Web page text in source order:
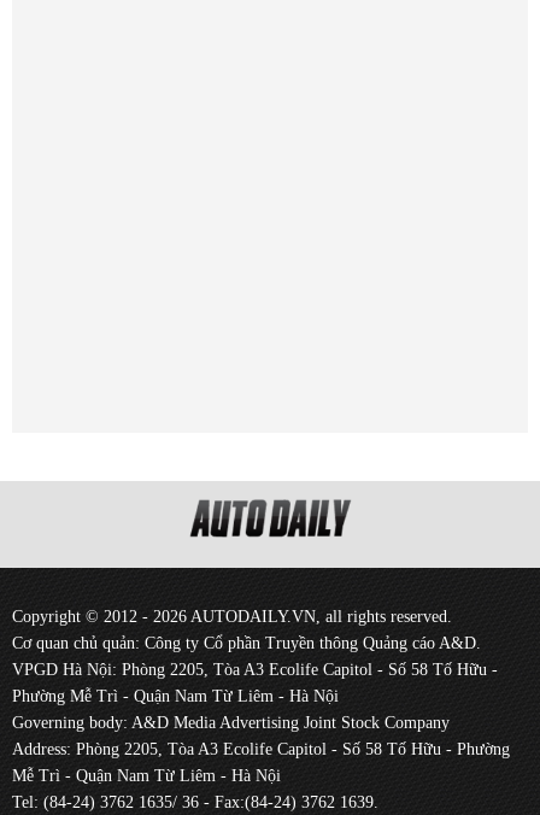
Copyright © 2012 - 2026 AUTODAILY.VN, all rights reserved.
Cơ quan chủ quản: Công ty Cổ phần Truyền thông Quảng cáo A&D.
VPGD Hà Nội: Phòng 2205, Tòa A3 Ecolife Capitol - Số 58 Tố Hữu -
Phường Mễ Trì - Quận Nam Từ Liêm - Hà Nội
Governing body: A&D Media Advertising Joint Stock Company
Address: Phòng 2205, Tòa A3 Ecolife Capitol - Số 58 Tố Hữu - Phường
Mễ Trì - Quận Nam Từ Liêm - Hà Nội
Tel: (84-24) 3762 1635/ 36 - Fax:(84-24) 3762 1639.